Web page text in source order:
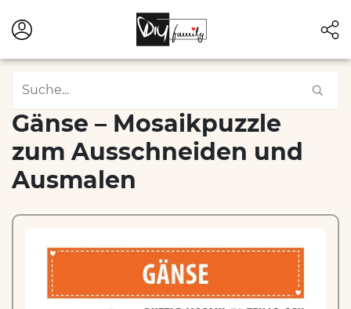
Gänse – Mosaikpuzzle
zum Ausschneiden und
Ausmalen